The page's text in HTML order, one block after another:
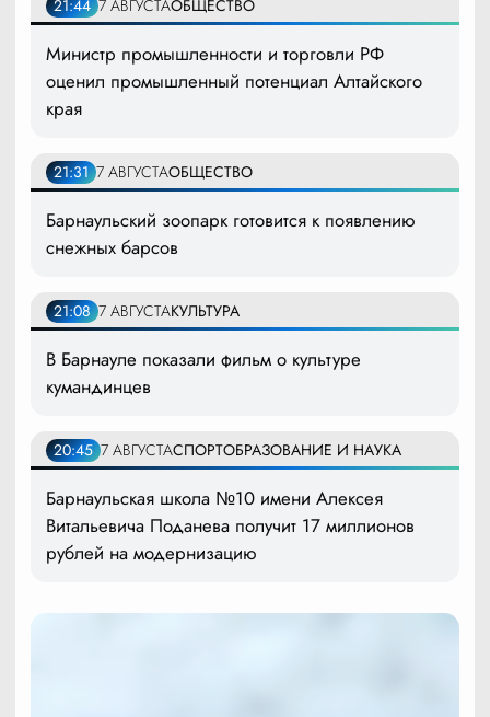
21:44 7 АВГУСТАОБЩЕСТВО
Министр промышленности и торговли РФ
оценил промышленный потенциал Алтайского
края
21:31 7 АВГУСТАОБЩЕСТВО
Барнаульский зоопарк готовится к появлению
снежных барсов
21:08 7 АВГУСТАКУЛЬТУРА
В Барнауле показали фильм о культуре
кумандинцев
20:45 7 АВГУСТАСПОРТОБРАЗОВАНИЕ И НАУКА
Барнаульская школа №10 имени Алексея
Витальевича Поданева получит 17 миллионов
рублей на модернизацию